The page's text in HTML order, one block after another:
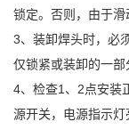
锁定。否则，由于滑
3、装卸焊头时，必
仅锁紧或装卸的一部
4、检查1、2点安装
源开关，电源指示灯